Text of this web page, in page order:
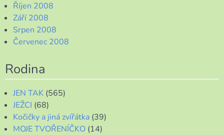
Říjen 2008
Září 2008
Srpen 2008
Červenec 2008
Rodina
JEN TAK (565)
JEŽCI (68)
Kočičky a jiná zvířátka (39)
MOJE TVOŘENÍČKO (14)